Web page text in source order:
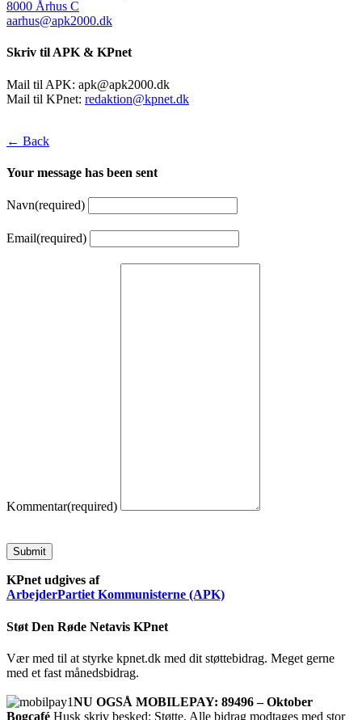
8000 Århus C
aarhus@apk2000.dk
Skriv til APK & KPnet
Mail til APK: apk@apk2000.dk
Mail til KPnet: redaktion@kpnet.dk
← Back
Your message has been sent
Navn(required)
Email(required)
Kommentar(required)
Submit
KPnet udgives af
ArbejderPartiet Kommunisterne (APK)
Støt Den Røde Netavis KPnet
Vær med til at styrke kpnet.dk med dit støttebidrag. Meget gerne
med et fast månedsbidrag.
NU OGSÅ MOBILEPAY: 89496 – Oktober
Bogcafé Husk skriv besked: Støtte. Alle bidrag modtages med stor